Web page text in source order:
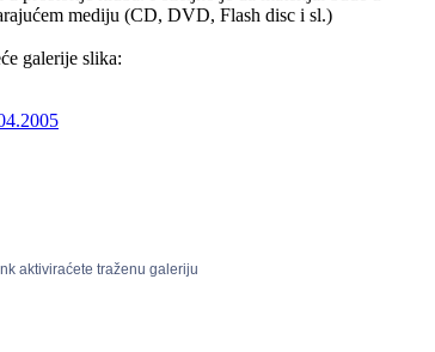
mediju (CD, DVD, Flash disc i sl.)
galerije slika:
aktiviraćete traženu galeriju